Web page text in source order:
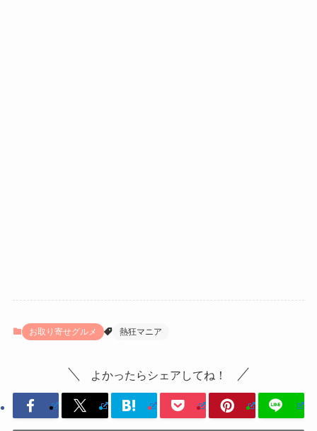
お取り寄せグルメ 熱狂マニア
よかったらシェアしてね！